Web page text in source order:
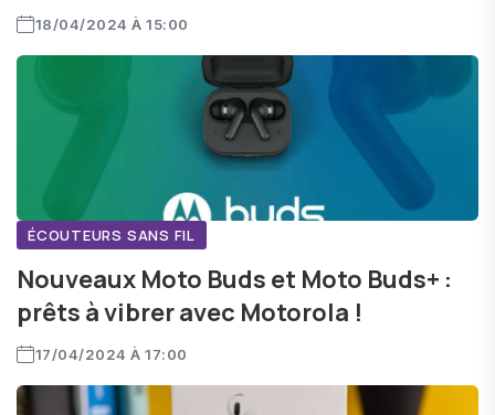
18/04/2024 À 15:00
ÉCOUTEURS SANS FIL
Nouveaux Moto Buds et Moto Buds+ :
prêts à vibrer avec Motorola !
17/04/2024 À 17:00